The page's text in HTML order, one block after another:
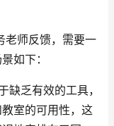
老师反馈，需要一
如下：
缺乏有效的工具，
室的可用性，这